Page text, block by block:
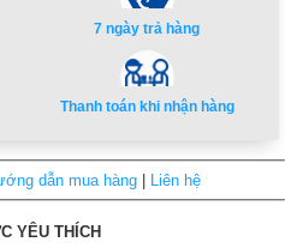
7 ngày trả hàng
Thanh toán khi nhận hàng
dẫn mua hàng | Liên hệ
YÊU THÍCH